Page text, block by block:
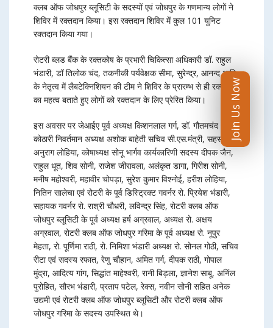
क्लब ऑफ जोधपुर ब्लूसिटी के सदस्यों एवं जोधपुर के गणमान्य लोगों ने
शिविर में रक्तदान किया। इस रक्तदान शिविर में कुल 101 युनिट
रक्तदान किया गया।
रोटरी ब्लड बैंक के रक्तकोष के प्रभारी चिकित्सा अधिकारी डॉ. राहुल
भंडारी, डॉ तिलोक चंद, तकनीकी पर्यवेक्षक सीमा, सुरेन्द्र, आनन्द आदि
के नेतृत्व में लैबटेक्निशियन की टीम ने शिविर के प्रारम्भ से ही रक्तदान
का महत्व बताते हुए लोगों को रक्तदान के लिए प्रेरित किया।
इस अवसर पर जेआईए पूर्व अध्यक्ष किशनलाल गर्ग, डॉ. गौतमचंद
कोठारी निवर्तमान अध्यक्ष अशोक बाहेती सचिव सी.एस.मंत्री, सहसचिव
अनुराग लोहिया, कोषाध्यक्ष सोनू भार्गव कार्यकारिणी सदस्य दीपक जैन,
राहुल धूत, शिव सोनी, राजेश जीरावला, अलंकृत डागा, गिरीश सोनी,
मनीष महोश्वरी, महावीर चोपड़ा, सुरेश कुमार विश्नोई, हरीश लोहिया,
नितिन सालेचा एवं रोटरी के पूर्व डिस्ट्रिक्ट गवर्नर रो. प्रियेश भंडारी,
सहायक गवर्नर रो. राश्री चौधरी, लविन्द्र सिंह, रोटरी क्लब ऑफ
जोधपुर ब्लूसिटी के पूर्व अध्यक्ष हर्ष अग्रवाल, अध्यक्ष रो. अक्षय
अग्रवाल, रोटरी क्लब ऑफ जोधपुर गरिमा के पूर्व अध्यक्ष रो. नूपुर
मेहता, रो. पूर्णिमा राठी, रो. निमिशा भंडारी अध्यक्ष रो. सोनल गोठी, सचिव
रीटा एवं सदस्य रफात, रेणु चौहान, अमित गर्ग, दीपक राठी, गोपाल
मुंद्रा, आदित्य गांग, सिद्धांत माहेश्वरी, रानी बिड़ला, ज्ञानेश साबू, अनिंल
पुरोहित, सौरभ भंडारी, प्रताप पटेल, रेक्स, नवीन सोनी सहित अनेक
उद्यमी एवं रोटरी क्लब ऑफ जोधपुर ब्लूसिटी और रोटरी क्लब ऑफ
जोधपुर गरिमा के सदस्य उपस्थित थे।
Join Us Now